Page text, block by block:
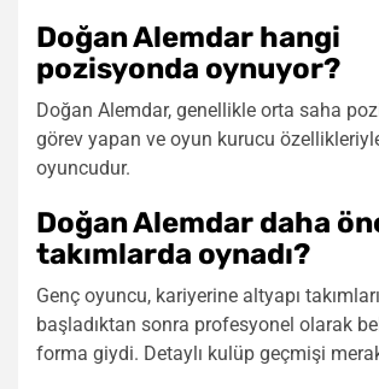
Doğan Alemdar hangi
pozisyonda oynuyor?
Doğan Alemdar, genellikle orta saha
görev yapan ve oyun kurucu
oyuncudur.
Doğan Alemdar daha
takımlarda oynadı?
Genç oyuncu, kariyerine altyapı
başladıktan sonra profesyonel olarak
forma giydi. Detaylı kulüp geçmişi